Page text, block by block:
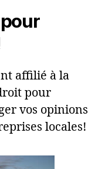
affilié à la
pour
vos opinions
locales!